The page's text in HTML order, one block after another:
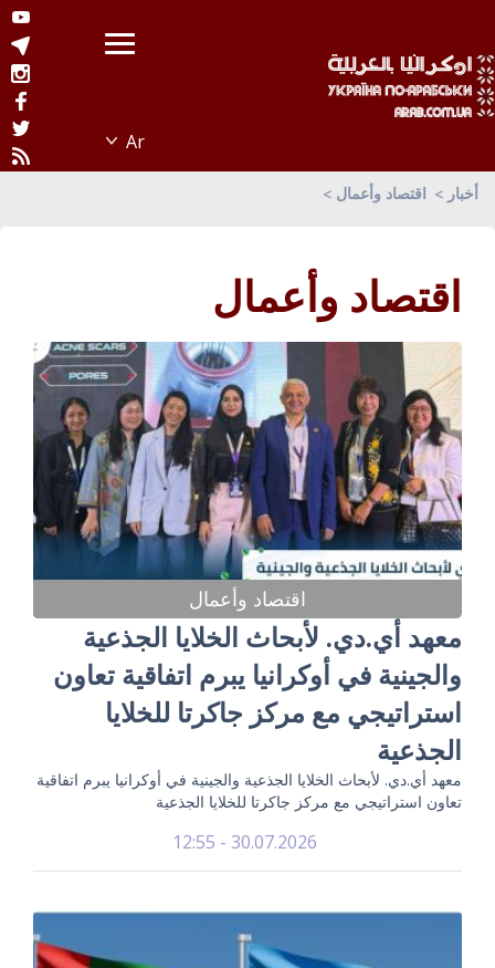
أخبار اقتصاد وأعمال
اقتصاد وأعمال
اقتصاد وأعمال
معهد أي.دي. لأبحاث الخلايا الجذعية
والجينية في أوكرانيا يبرم اتفاقية تعاون
استراتيجي مع مركز جاكرتا للخلايا
الجذعية
معهد أي.دي. لأبحاث الخلايا الجذعية والجينية في أوكرانيا يبرم اتفاقية
تعاون استراتيجي مع مركز جاكرتا للخلايا الجذعية
30.07.2026 - 12:55